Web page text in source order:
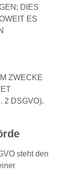
DIES
ES
ZWECKE
2 DSGVO).
steht den